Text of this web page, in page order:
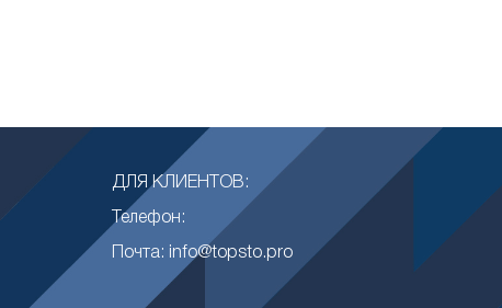
ДЛЯ КЛИЕНТОВ:
Телефон:
Почта: info@topsto.pro